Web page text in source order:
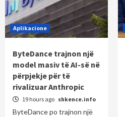
Aplikacione
ByteDance trajnon një
model masiv të AI-së në
përpjekje për të
rivalizuar Anthropic
19 hours ago shkence.info
ByteDance po trajnon një